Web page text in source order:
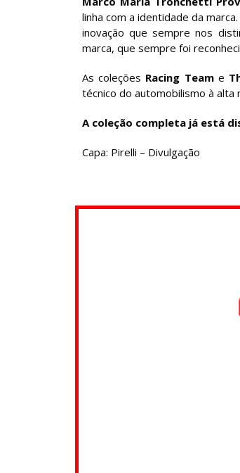
linha com a identidade da
inovação que sempre nos
marca, que sempre foi
As coleções Racing Teame
técnico do automobilismo à alta
A coleção completa já está
Capa: Pirelli – Divulgação